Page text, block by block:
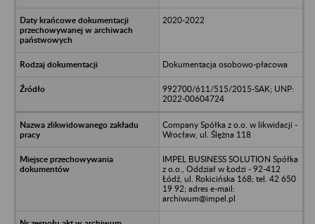
2020-2022
Dokumentacja osobowo-płacowa
992700/611/515/2015-SAK; UNP:
2022-00604724
Company Spółka z o.o. w likwidacji -
Wrocław, ul. Ślężna 118
IMPEL BUSINESS SOLUTION Spółka
z o.o., Oddział w Łodzi - 92-412
Łódź, ul. Rokicińska 168; tel. 42 650
19 92; adres e-mail:
archiwum@impel.pl